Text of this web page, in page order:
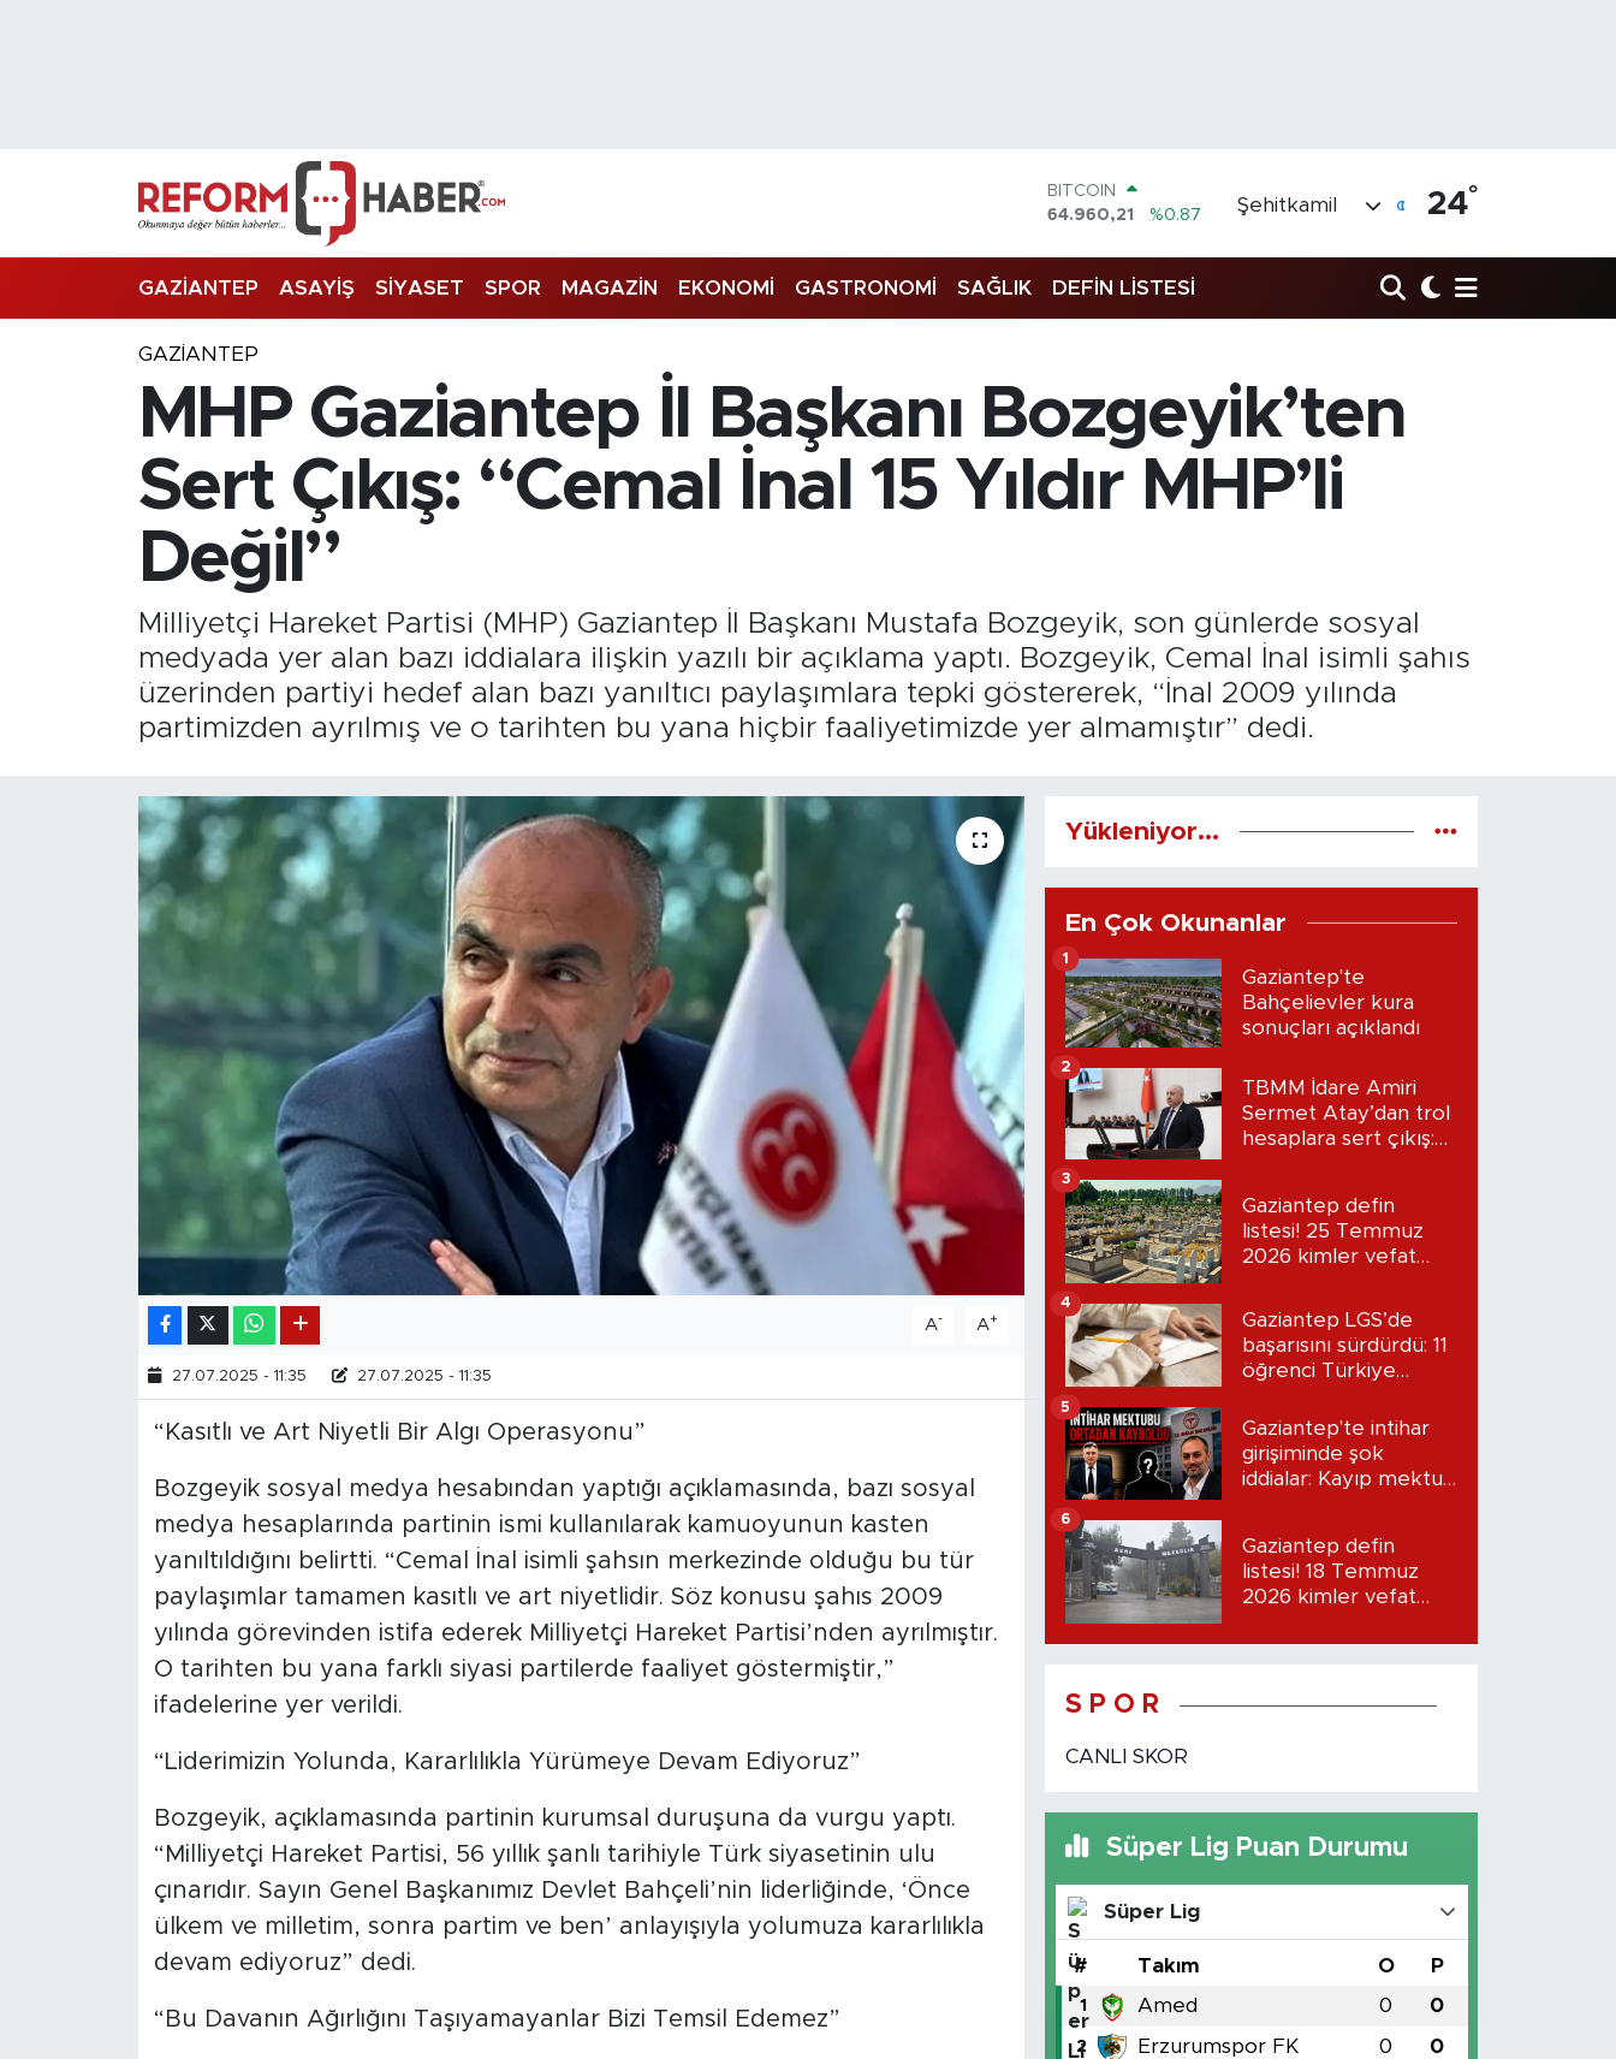
DOLAR
47,7436
%0.18
STERLİN
13.779
%-14
BITCOIN
64.960,21
%0.87
Şehitkamil 24°
GAZİANTEP ASAYİŞ SİYASET SPOR MAGAZİN EKONOMİ GASTRONOMİ SAĞLIK DEFİN LİSTESİ
GAZIANTEP
MHP Gaziantep İl Başkanı Bozgeyik’ten
Sert Çıkış: “Cemal İnal 15 Yıldır MHP’li
Değil”
Milliyetçi Hareket Partisi (MHP) Gaziantep İl Başkanı Mustafa Bozgeyik, son günlerde sosyal
medyada yer alan bazı iddialara ilişkin yazılı bir açıklama yaptı. Bozgeyik, Cemal İnal isimli şahıs
üzerinden partiyi hedef alan bazı yanıltıcı paylaşımlara tepki göstererek, “İnal 2009 yılında
partimizden ayrılmış ve o tarihten bu yana hiçbir faaliyetimizde yer almamıştır” dedi.
A- A+
27.07.2025 - 11:35 27.07.2025 - 11:35
“Kasıtlı ve Art Niyetli Bir Algı Operasyonu”
Bozgeyik sosyal medya hesabından yaptığı açıklamasında, bazı sosyal
medya hesaplarında partinin ismi kullanılarak kamuoyunun kasten
yanıltıldığını belirtti. “Cemal İnal isimli şahsın merkezinde olduğu bu tür
paylaşımlar tamamen kasıtlı ve art niyetlidir. Söz konusu şahıs 2009
yılında görevinden istifa ederek Milliyetçi Hareket Partisi’nden ayrılmıştır.
O tarihten bu yana farklı siyasi partilerde faaliyet göstermiştir,”
ifadelerine yer verildi.
“Liderimizin Yolunda, Kararlılıkla Yürümeye Devam Ediyoruz”
Bozgeyik, açıklamasında partinin kurumsal duruşuna da vurgu yaptı.
“Milliyetçi Hareket Partisi, 56 yıllık şanlı tarihiyle Türk siyasetinin ulu
çınarıdır. Sayın Genel Başkanımız Devlet Bahçeli’nin liderliğinde, ‘Önce
ülkem ve milletim, sonra partim ve ben’ anlayışıyla yolumuza kararlılıkla
devam ediyoruz” dedi.
“Bu Davanın Ağırlığını Taşıyamayanlar Bizi Temsil Edemez”
Yükleniyor...
En Çok Okunanlar
Gaziantep'te
Bahçelievler kura
sonuçları açıklandı
1
TBMM İdare Amiri
Sermet Atay’dan trol
hesaplara sert çıkış:
2
Gaziantep defin
listesi! 25 Temmuz
2026 kimler vefat
3
Gaziantep LGS’de
başarısını sürdürdü: 11
öğrenci Türkiye
4
Gaziantep'te intihar
girişiminde şok
iddialar: Kayıp mektup
5
Gaziantep defin
listesi! 18 Temmuz
2026 kimler vefat
6
S P O R
CANLI SKOR
Süper Lig Puan Durumu
Süper Lig
# Takım O P
1 Amed 0 0
2 Erzurumspor FK 0 0
Trafik Durumu
Süper Lig Puan Durumu ve Fikstür
Son Dakika Haberleri
Haber Arşivi